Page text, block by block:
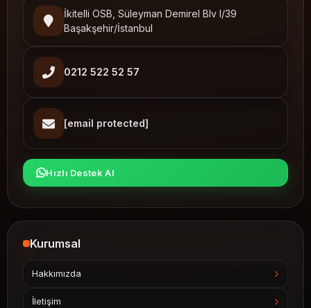
İkitelli OSB, Süleyman Demirel Blv I/39
Başakşehir/İstanbul
0212 522 52 57
[email protected]
Hızlı Destek Al
Kurumsal
Hakkımızda
İletişim